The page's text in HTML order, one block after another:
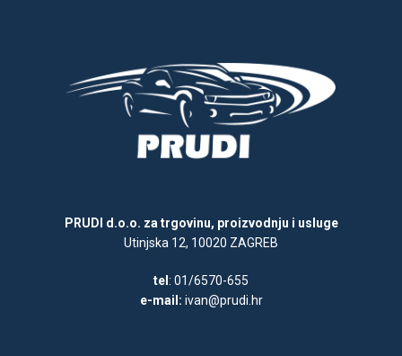
PRUDI d.o.o. za trgovinu, proizvodnju i usluge
Utinjska 12, 10020 ZAGREB
tel : 01/6570-655
e-mail: ivan@prudi.hr